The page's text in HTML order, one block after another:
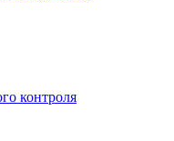
контроля